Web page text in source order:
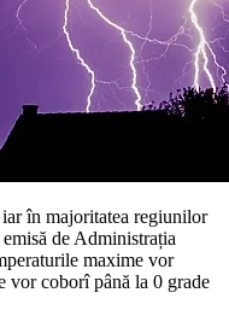
în majoritatea regiunilor
de Administrația
maxime vor
vor coborî până la 0 grade